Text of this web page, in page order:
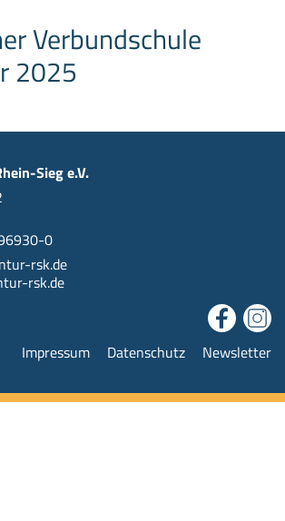
Verbundschule
2025
Sieg e.V.
0
rsk.de
rsk.de
Impressum Datenschutz Newsletter